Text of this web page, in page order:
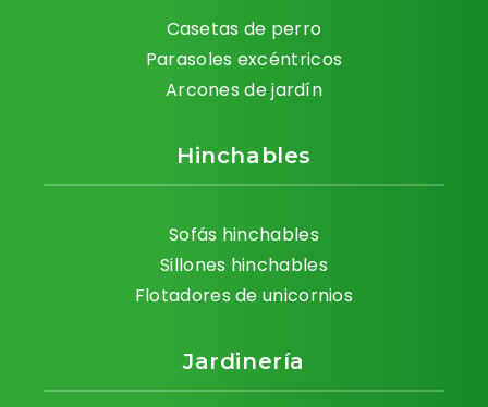
Casetas de perro
Parasoles excéntricos
Arcones de jardín
Hinchables
Sofás hinchables
Sillones hinchables
Flotadores de unicornios
Jardinería